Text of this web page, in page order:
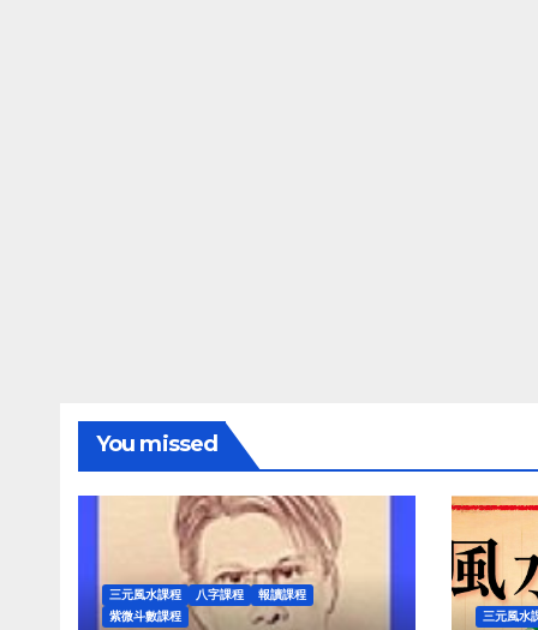
You missed
三元風水課程 八字課程
報讀課程
紫微斗數課程
三元風水